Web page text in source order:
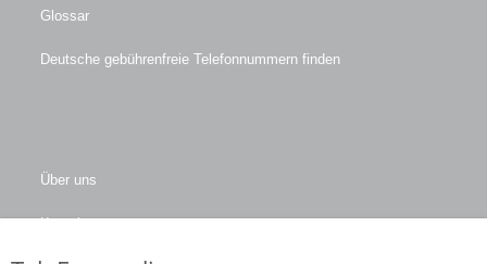
Glossar
Deutsche gebührenfreie Telefonnummern finden
Über uns
Kontakt